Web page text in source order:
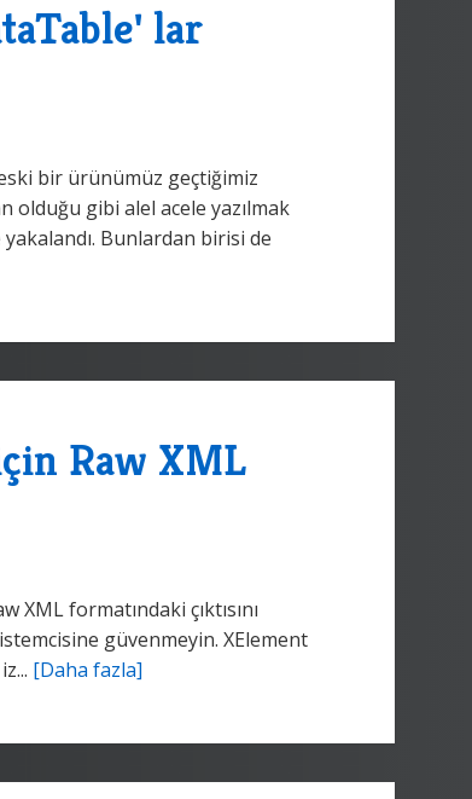
lar
bir ürünümüz geçtiğimiz
olduğu gibi alel acele yazılmak
Bunlardan birisi de
Raw XML
formatındaki çıktısını
güvenmeyin. XElement
[Daha fazla]